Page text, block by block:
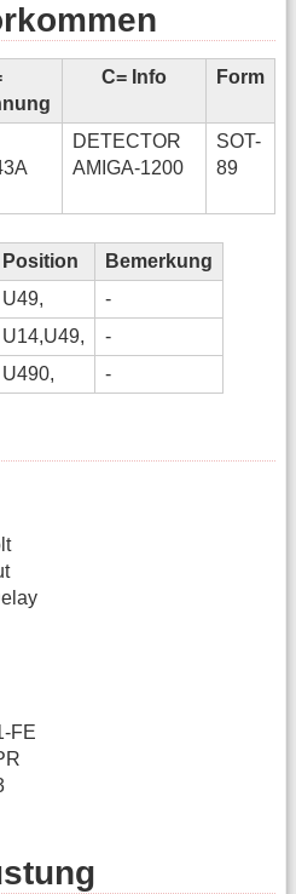
C= Info Form
DETECTOR
AMIGA-1200
SOT-
89
Position
Bemerkung
U49,
-
U14,U49,
-
U490, -
FE